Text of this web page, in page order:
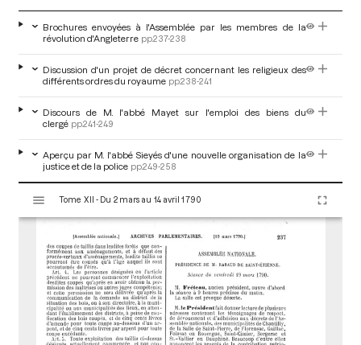
Brochures envoyées à l'Assemblée par les membres de la
révolution d'Angleterre pp.237-238
Discussion d'un projet de décret concernant les religieux des
différents ordres du royaume pp.238-241
Discours de M. l'abbé Mayet sur l'emploi des biens du
clergé pp.241-249
Aperçu par M. l'abbé Sieyés d'une nouvelle organisation de la
justice et de la police pp.249-258
s
Tome XII - Du 2 mars au 14 avril 1790